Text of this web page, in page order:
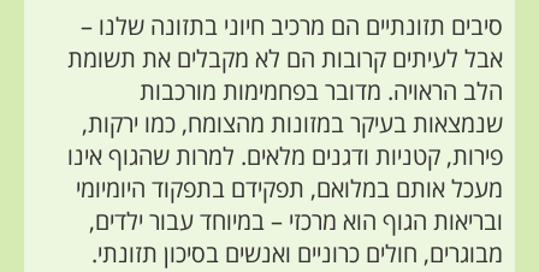
סיבים תזונתיים הם מרכיב חיוני בתזונה שלנו –
אבל לעיתים קרובות הם לא מקבלים את תשומת
הלב הראויה. מדובר בפחמימות מורכבות
שנמצאות בעיקר במזונות מהצומח, כמו ירקות,
פירות, קטניות ודגנים מלאים. למרות שהגוף אינו
מעכל אותם במלואם, תפקידם בתפקוד היומיומי
ובריאות הגוף הוא מרכזי – במיוחד עבור ילדים,
מבוגרים, חולים כרוניים ואנשים בסיכון תזונתי.